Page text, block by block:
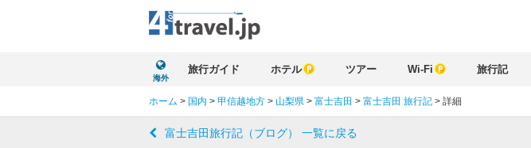
海外
旅行ガイド ホテル ツアー Wi-Fi 旅行記
ホーム > 国内 > 甲信越地方 > 山梨県 > 富士吉田 > 富士吉田 旅行記 > 詳細
富士吉田旅行記（ブログ） 一覧に戻る